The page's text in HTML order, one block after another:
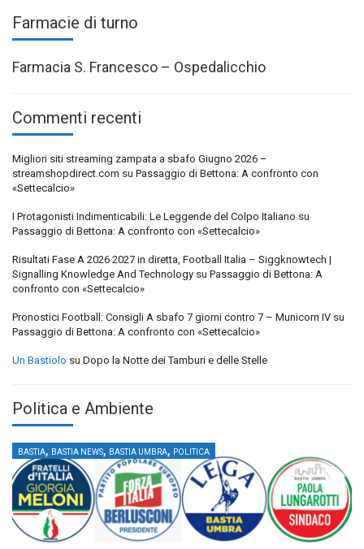
Farmacie di turno
Farmacia S. Francesco – Ospedalicchio
Commenti recenti
Migliori siti streaming zampata a sbafo Giugno 2026 –
streamshopdirect.com su Passaggio di Bettona: A confronto con
«Settecalcio»
I Protagonisti Indimenticabili: Le Leggende del Colpo Italiano su
Passaggio di Bettona: A confronto con «Settecalcio»
Risultati Fase A 2026 2027 in diretta, Football Italia – Siggknowtech |
Signalling Knowledge And Technology su Passaggio di Bettona: A
confronto con «Settecalcio»
Pronostici Football: Consigli A sbafo 7 giorni contro 7 – Municorn IV su
Passaggio di Bettona: A confronto con «Settecalcio»
Un Bastiolo su Dopo la Notte dei Tamburi e delle Stelle
Politica e Ambiente
BASTIA, BASTIA NEWS, BASTIA UMBRA, POLITICA